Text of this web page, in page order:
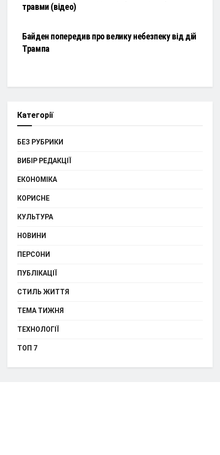
травми (відео)
Байден попередив про велику небезпеку від дій
Трампа
Категорії
БЕЗ РУБРИКИ
ВИБІР РЕДАКЦІЇ
ЕКОНОМІКА
КОРИСНЕ
КУЛЬТУРА
НОВИНИ
ПЕРСОНИ
ПУБЛІКАЦІЇ
СТИЛЬ ЖИТТЯ
ТЕМА ТИЖНЯ
ТЕХНОЛОГІЇ
ТОП 7